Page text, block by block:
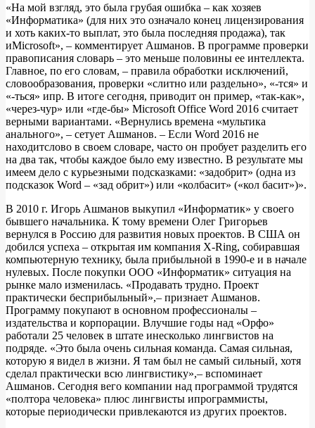
«На мой взгляд, это была грубая ошибка – как хозяев
«Информатика» (для них это означало конец лицензирования
и хоть каких-то выплат, это была последняя продажа), так
иMicrosoft», – комментирует Ашманов. В программе проверки
правописания словарь – это меньше половины ее интеллекта.
Главное, по его словам, – правила обработки исключений,
словообразования, проверки «слитно или раздельно», «-тся» и
«-ться» ипр. В итоге сегодня, приводит он пример, «так-как»,
«через-чур» или «где-бы» Microsoft Office Word 2016 считает
верными вариантами. «Вернулись времена «мультика
анального», – сетует Ашманов. – Если Word 2016 не
находитслово в своем словаре, часто он пробует разделить его
на два так, чтобы каждое было ему известно. В результате мы
имеем дело с курьезными подсказками: «задобрит» (одна из
подсказок Word – «зад обрит») или «колбасит» («кол басит»)».
В 2010 г. Игорь Ашманов выкупил «Информатик» у своего
бывшего начальника. К тому времени Олег Григорьев
вернулся в Россию для развития новых проектов. В США он
добился успеха – открытая им компания X-Ring, собиравшая
компьютерную технику, была прибыльной в 1990-е и в начале
нулевых. После покупки ООО «Информатик» ситуация на
рынке мало изменилась. «Продавать трудно. Проект
практически бесприбыльный»,– признает Ашманов.
Программу покупают в основном профессионалы –
издательства и корпорации. Влучшие годы над «Орфо»
работали 25 человек в штате инесколько лингвистов на
подряде. «Это была очень сильная команда. Самая сильная,
которую я видел в жизни. Я там был не самый сильный, хотя
сделал практически всю лингвистику»,– вспоминает
Ашманов. Сегодня вего компании над программой трудятся
«полтора человека» плюс лингвисты ипрограммисты,
которые периодически привлекаются из других проектов.